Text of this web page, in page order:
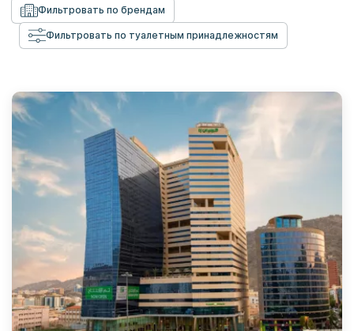
Фильтровать по брендам
Фильтровать по туалетным принадлежностям